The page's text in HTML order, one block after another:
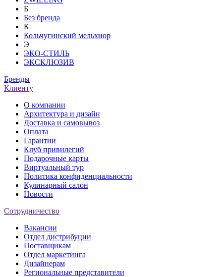
Б
Без бренда
К
Кольчугинский мельхиор
Э
ЭКО-СТИЛЬ
ЭКСКЛЮЗИВ
Бренды
Клиенту
О компании
Архитектура и дизайн
Доставка и самовывоз
Оплата
Гарантии
Клуб привилегий
Подарочные карты
Виртуальный тур
Политика конфиденциальности
Кулинарный салон
Новости
Сотрудничество
Вакансии
Отдел дистрибуции
Поставщикам
Отдел маркетинга
Дизайнерам
Региональные представители